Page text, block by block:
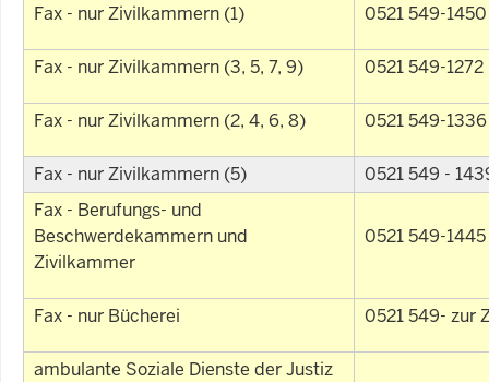
Fax - nur Zivilkammern (1) 0521 549-1450
Fax - nur Zivilkammern (3, 5, 7, 9) 0521 549-1272
Fax - nur Zivilkammern (2, 4, 6, 8) 0521 549-1336
Fax - nur Zivilkammern (5)
0521 549 -
Fax - Berufungs- und
Beschwerdekammern und
Zivilkammer
0521 549-1445
Fax - nur Bücherei 0521 549- zur
ambulante Soziale Dienste der Justiz